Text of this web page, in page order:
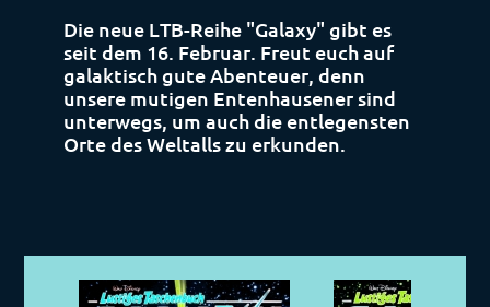
Die neue LTB-Reihe "Galaxy" gibt es
seit dem 16. Februar. Freut euch auf
galaktisch gute Abenteuer, denn
unsere mutigen Entenhausener sind
unterwegs, um auch die entlegensten
Orte des Weltalls zu erkunden.